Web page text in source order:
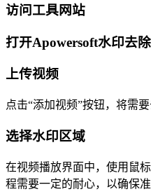
访问工具网站
打开Apowersoft水印去
上传视频
点击“添加视频”按钮，将需
选择水印区域
在视频播放界面中，使用鼠
程需要一定的耐心，以确保准